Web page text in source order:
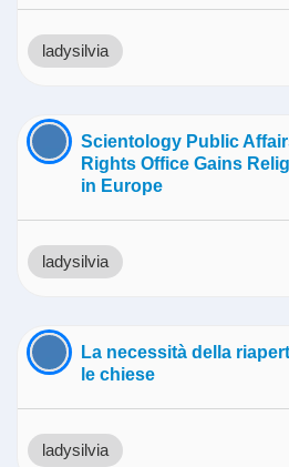
ladysilvia
Scientology Public
Rights Office Gains
in Europe
ladysilvia
La necessità della
le chiese
ladysilvia